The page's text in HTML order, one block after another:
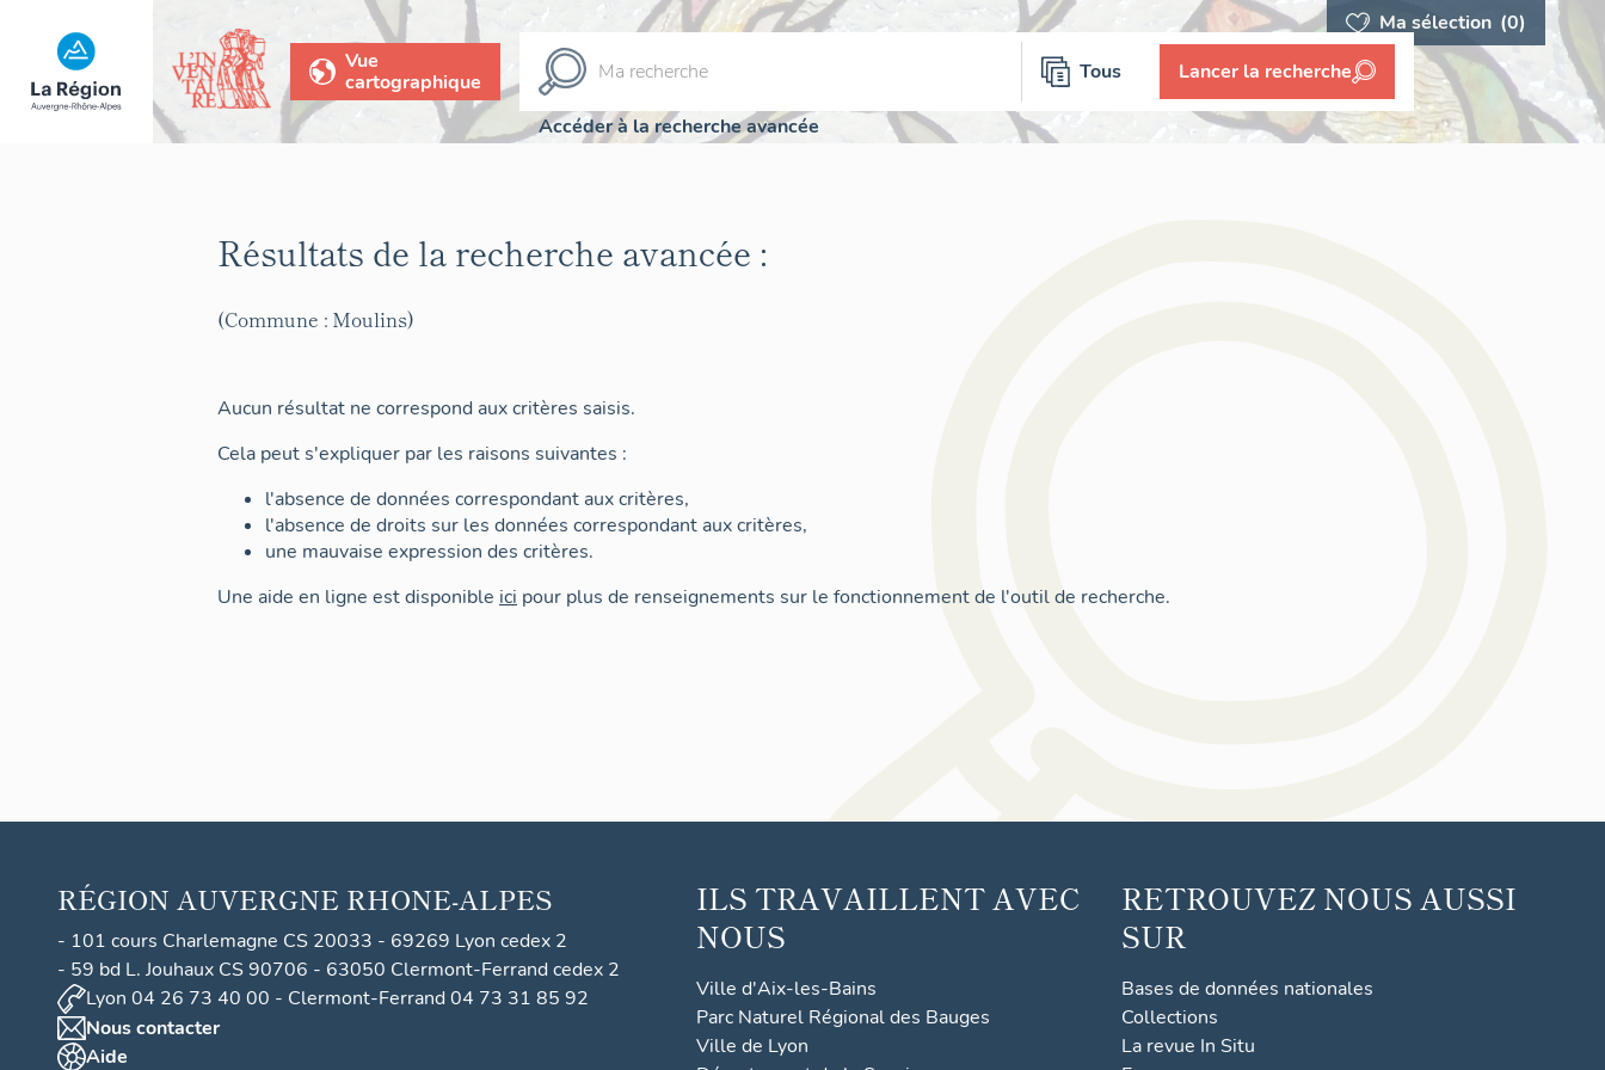
Ma sélection (0)
Vue
cartographique
Tous Lancer la recherche
Accéder à la recherche avancée
Résultats de la recherche avancée :
(Commune : Moulins)
Aucun résultat ne correspond aux critères saisis.
Cela peut s'expliquer par les raisons suivantes :
l'absence de données correspondant aux critères,
l'absence de droits sur les données correspondant aux critères,
une mauvaise expression des critères.
Une aide en ligne est disponible ici pour plus de renseignements sur le fonctionnement de l'outil de recherche.
RÉGION AUVERGNE RHONE-ALPES
- 101 cours Charlemagne CS 20033 - 69269 Lyon cedex 2
- 59 bd L. Jouhaux CS 90706 - 63050 Clermont-Ferrand cedex 2
Lyon 04 26 73 40 00 - Clermont-Ferrand 04 73 31 85 92
Nous contacter
Aide
ILS TRAVAILLENT AVEC
NOUS
Ville d'Aix-les-Bains
Parc Naturel Régional des Bauges
Ville de Lyon
RETROUVEZ NOUS AUSSI
SUR
Bases de données nationales
Collections
La revue In Situ